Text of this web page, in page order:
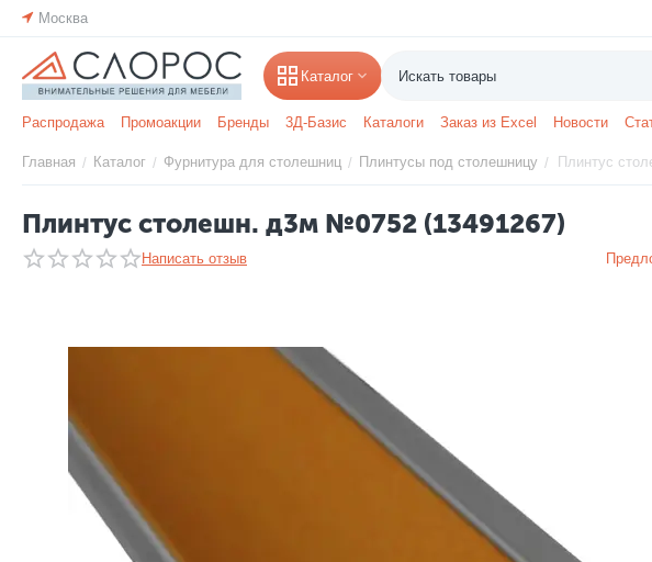
Москва
Каталог
Распродажа Промоакции Бренды 3Д-Базис Каталоги Заказ из Excel Новости
Главная / Каталог / Фурнитура для столешниц / Плинтусы под столешницу / Плинтус
Плинтус столешн. д3м №0752 (13491267)
Написать отзыв